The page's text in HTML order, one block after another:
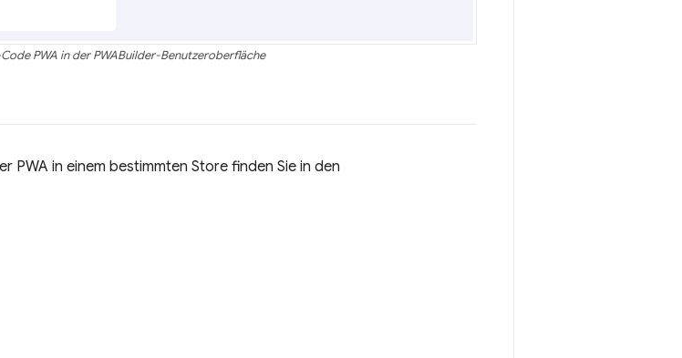
PWA in der PWABuilder-Benutzeroberfläche
PWA in einem bestimmten Store finden Sie in den